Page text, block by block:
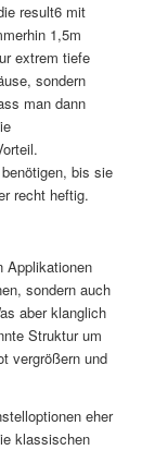
result6 mit
1,5m
extrem tiefe
sondern
man dann
bis sie
recht heftig.
Applikationen
sondern auch
aber klanglich
Struktur um
vergrößern und
eher
klassischen